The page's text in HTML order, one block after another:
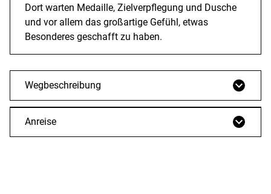
Dort warten Medaille, Zielverpflegung und Dusche
und vor allem das großartige Gefühl, etwas
Besonderes geschafft zu haben.
Wegbeschreibung
Anreise